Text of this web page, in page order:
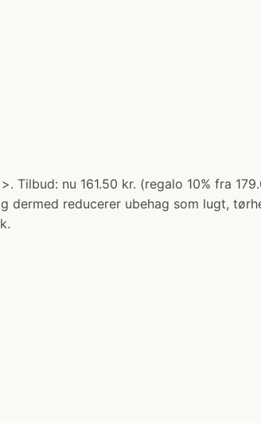
nu 161.50 kr. (regalo 10% fra
reducerer ubehag som lugt,